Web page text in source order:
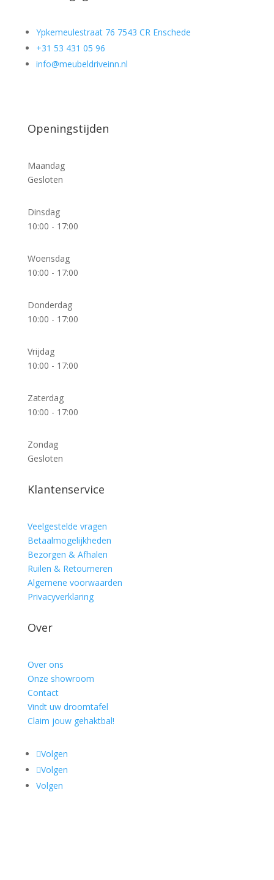
Ypkemeulestraat 76 7543 CR Enschede
+31 53 431 05 96
info@meubeldriveinn.nl
Openingstijden
Maandag
Gesloten
Dinsdag
10:00 - 17:00
Woensdag
10:00 - 17:00
Donderdag
10:00 - 17:00
Vrijdag
10:00 - 17:00
Zaterdag
10:00 - 17:00
Zondag
Gesloten
Klantenservice
Veelgestelde vragen
Betaalmogelijkheden
Bezorgen & Afhalen
Ruilen & Retourneren
Algemene voorwaarden
Privacyverklaring
Over
Over ons
Onze showroom
Contact
Vindt uw droomtafel
Claim jouw gehaktbal!
Volgen
Volgen
Volgen